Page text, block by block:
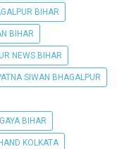
BIHAR
BIHAR
NEWS BIHAR
SIWAN BHAGALPUR
BIHAR
KOLKATA